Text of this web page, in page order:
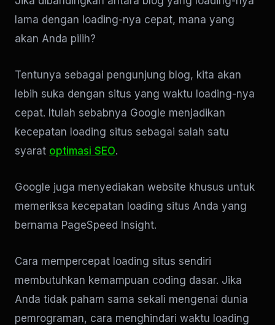
lama dengan loading-nya cepat, mana yang
akan Anda pilih?
Tentunya sebagai pengunjung blog, kita akan
lebih suka dengan situs yang waktu loading-nya
cepat. Itulah sebabnya Google menjadikan
kecepatan loading situs sebagai salah satu
syarat optimasi SEO.
Google juga menyediakan website khusus untuk
memeriksa kecepatan loading situs Anda yang
bernama PageSpeed Insight.
Cara mempercepat loading situs sendiri
membutuhkan kemampuan coding dasar. Jika
Anda tidak paham sama sekali mengenai dunia
pemrograman, cara menghindari waktu loading